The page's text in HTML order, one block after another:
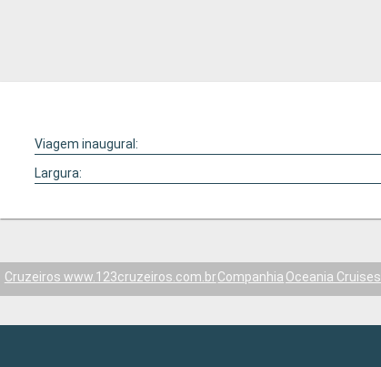
Viagem inaugural:
Largura:
Cruzeiros www.123cruzeiros.com.brCompanhia Oceania Cruises